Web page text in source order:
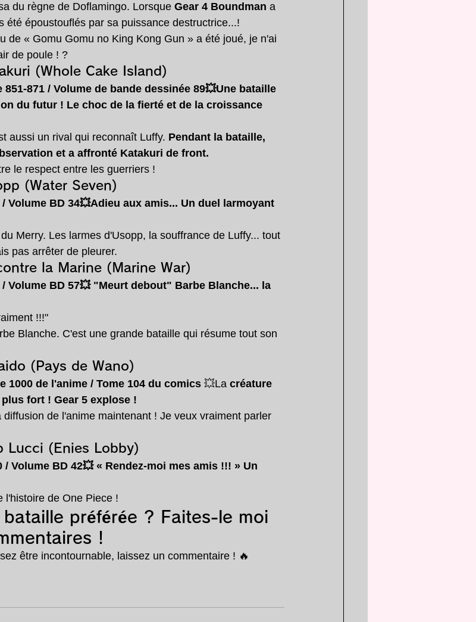
du règne de Doflamingo. Lorsque Gear 4 Boundman a
été époustouflés par sa puissance destructrice...!
de « Gomu Gomu no King Kong Gun » a été joué, je n'ai
de poule ! ?
(Whole Cake Island)
871 / Volume de bande dessinée 89💥Une bataille
du futur ! Le choc de la fierté et de la croissance
aussi un rival qui reconnaît Luffy. Pendant la bataille,
et a affronté Katakuri de front.
le respect entre les guerriers !
(Water Seven)
Volume BD 34💥Adieu aux amis... Un duel larmoyant
Merry. Les larmes d'Usopp, la souffrance de Luffy... tout
pas arrêter de pleurer.
la Marine (Marine War)
Volume BD 57💥 "Meurt debout" Barbe Blanche... la
!!!"
Blanche. C'est une grande bataille qui résume tout son
(Pays de Wano)
1000 de l'anime / Tome 104 du comics 💥La créature
fort ! Gear 5 explose !
de l'anime maintenant ! Je veux vraiment parler
Lucci (Enies Lobby)
/ Volume BD 42💥 « Rendez-moi mes amis !!! » Un
l'histoire de One Piece !
préférée ? Faites-le moi
!
être incontournable, laissez un commentaire ! 🔥